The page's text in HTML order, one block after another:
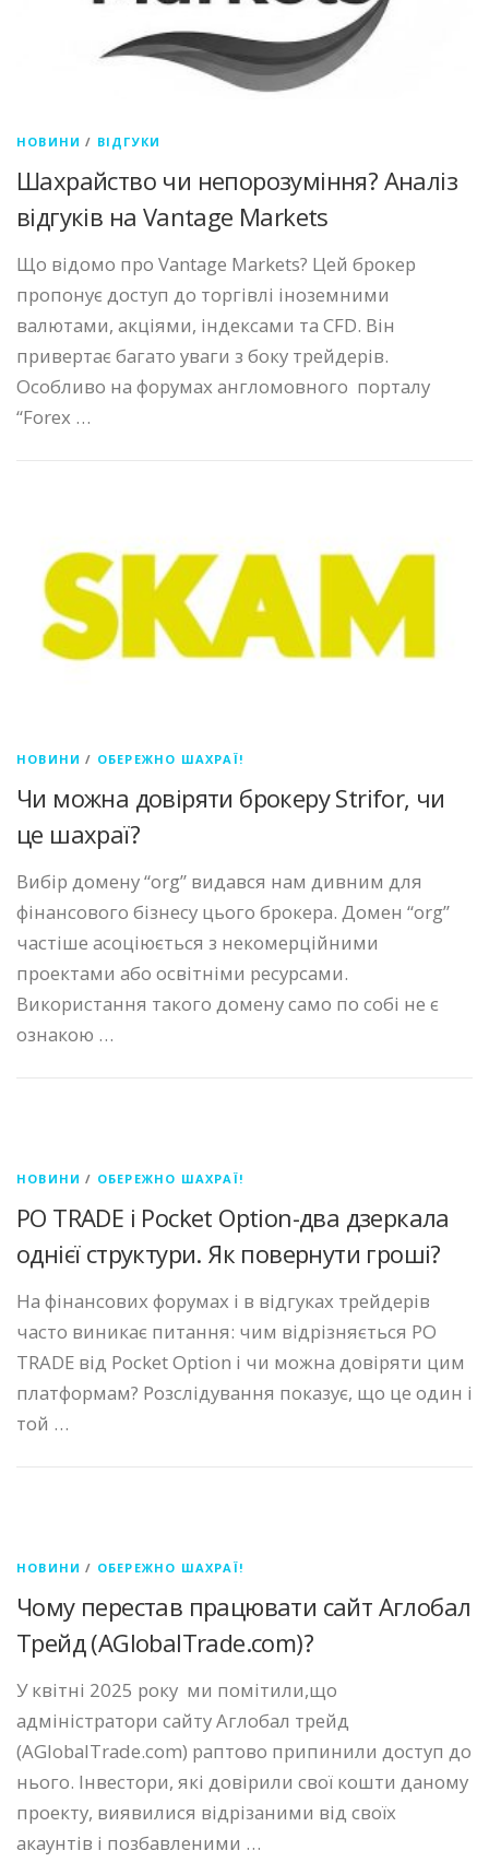
НОВИНИ / ВІДГУКИ
Шахрайство чи непорозуміння? Аналіз
відгуків на Vantage Markets
Що відомо про Vantage Markets? Цей брокер
пропонує доступ до торгівлі іноземними
валютами, акціями, індексами та CFD. Він
привертає багато уваги з боку трейдерів.
Особливо на форумах англомовного порталу
“Forex …
НОВИНИ / ОБЕРЕЖНО ШАХРАЇ!
Чи можна довіряти брокеру Strifor, чи
це шахраї?
Вибір домену “org” видався нам дивним для
фінансового бізнесу цього брокера. Домен “org”
частіше асоціюється з некомерційними
проектами або освітніми ресурсами.
Використання такого домену само по собі не є
ознакою …
НОВИНИ / ОБЕРЕЖНО ШАХРАЇ!
PO TRADE і Pocket Option-два дзеркала
однієї структури. Як повернути гроші?
На фінансових форумах і в відгуках трейдерів
часто виникає питання: чим відрізняється PO
TRADE від Pocket Option і чи можна довіряти цим
платформам? Розслідування показує, що це один і
той …
НОВИНИ / ОБЕРЕЖНО ШАХРАЇ!
Чому перестав працювати сайт Аглобал
Трейд (AGlobalTrade.com)?
У квітні 2025 року ми помітили,що
адміністратори сайту Аглобал трейд
(AGlobalTrade.com) раптово припинили доступ до
нього. Інвестори, які довірили свої кошти даному
проекту, виявилися відрізаними від своїх
акаунтів і позбавленими …